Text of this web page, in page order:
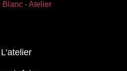
L’atelier